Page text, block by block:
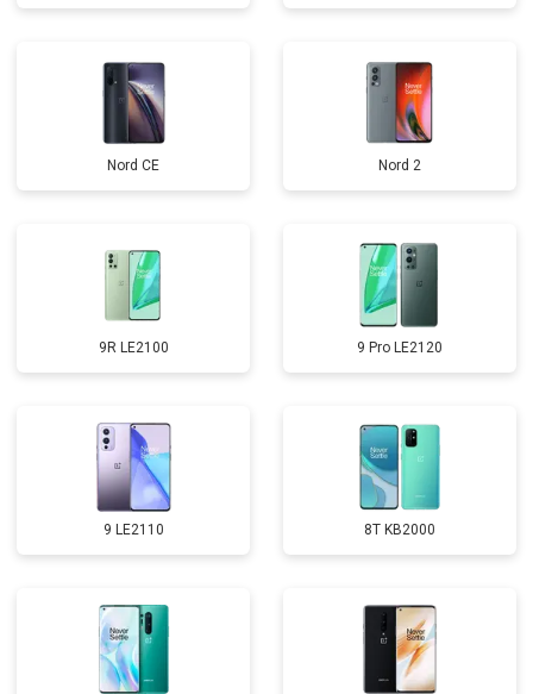
Nord CE Nord 2
9R LE2100 9 Pro LE2120
9 LE2110 8T KB2000